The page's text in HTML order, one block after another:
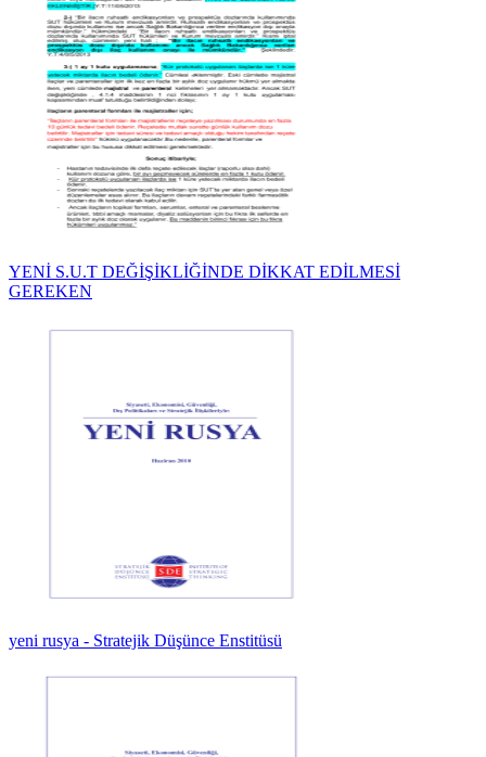
YENİ S.U.T DEĞİŞİKLİĞİNDE DİKKAT EDİLMESİ
GEREKEN
yeni rusya - Stratejik Düşünce Enstitüsü